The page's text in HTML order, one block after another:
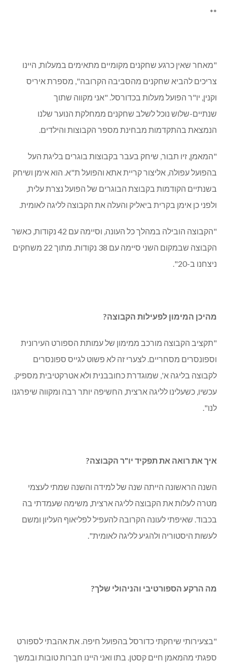
**
"מאחר שאין כרגע שחקנים מקומיים מתאימים במעלות, היינו
צריכים להביא שחקנים מהסביבה הקרובה", מספרת איריס
וקנין, יו"ר הפועל מעלות בכדורסל. "אני מקווה שתוך
שנתיים-שלוש נוכל לשלב שחקנים ממחלקת הנוער שלנו
הנמצאת בהתקדמות מבחינת מספר הקבוצות והילדים.
"המאמן, זיו תבור, שיחק בעבר בקבוצות בוגרים בליגת העל
בהפועל עפולה, אליצור קריית אתא והפועל ת"א. הוא אימן ושיחק
בשנתיים הקודמות בקבוצת הבוגרים של הפועל נצרת עלית,
ולפני כן אימן בקרית ביאליק והעלה את הקבוצה לליגה לאומית.
"הקבוצה הובילה במהלך כל העונה, וסיימה עם 42 נקודות, כאשר
הקבוצה שבמקום השני סיימה עם 38 נקודות.
מתוך 22 משחקים
ניצחנו ב-20".
מהיכן המימון לפעילות הקבוצה?
"תקציב הקבוצה מורכב ממימון של עמותת הספורט העירונית
וספונסרים מסחריים. לצערי זה לא פשוט לגייס ספונסרים
לקבוצה בליגה א', שמוגדרת כחובבנית ולא אטרקטיבית מספיק.
עכשיו, כשעלינו לליגה ארצית, החשיפה יותר רבה ומקווה שיפרגנו
לנו".
איך את רואה את תפקיד יו"ר הקבוצה?
השנה הראשונה הייתה שנה של למידה והשנה שמתי לעצמי
מטרה לעלות את הקבוצה לליגה ארצית, משימה שעמדתי בה
בכבוד. שאיפתי לעונה הקרובה להעפיל לפליאוף העליון ומשם
לעשות היסטוריה ולהגיע לליגה לאומית".
מה הרקע הספורטיבי והניהולי שלך?
"בצעירותי שיחקתי כדורסל בהפועל חיפה. את אהבתי לספורט
ספגתי מהמאמן חיים קסטן. בתו ואני היינו חברות טובות ובמשך